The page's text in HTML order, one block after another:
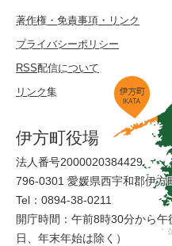
著作権・免責事項・リンク
プライバシーポリシー
RSS配信について
リンク集
伊方町役場
法人番号2000020384429
796-0301 愛媛県西宇和郡伊方
Tel：0894-38-0211
開庁時間：午前8時30分から
日、年末年始は除く）